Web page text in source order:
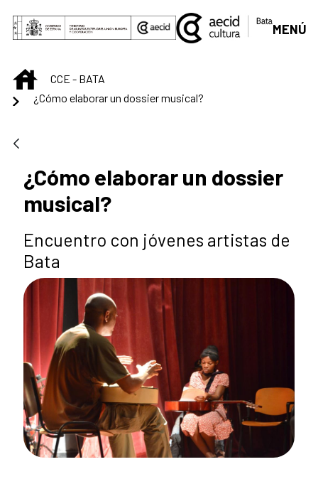
Saltar al contenido principal
MENÚ
INICIOCCE - BATA
¿Cómo elaborar un dossier musical?
¿Cómo elaborar un dossier
musical?
Encuentro con jóvenes artistas de
Bata